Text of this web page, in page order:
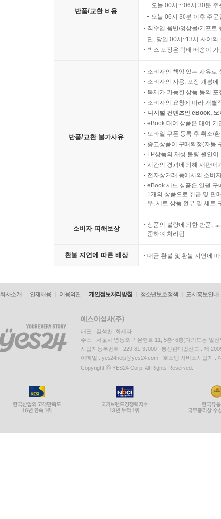
반품/교환 비용
오늘 00시 ~ 06시 30분
오늘 06시 30분 이후 주
직수입 음반/영상물/기프트
단, 당일 00시~13시 사이의
박스 포장은 택배 배송이
반품/교환 불가사유
소비자의 책임 있는 사유로
소비자의 사용, 포장 개봉
복제가 가능한 상품 등의
소비자의 요청에 따라 개별
디지털 컨텐츠인 eBook,
eBook 대여 상품은 대여 기
모바일 쿠폰 등록 후 취소/
중고상품이 구매확정(자동
LP상품의 재생 불량 원인
시간의 경과에 의해 재판매
전자상거래 등에서의 소비
eBook 세트 상품은 일괄 구
1개의 상품으로 취급 및 판
우, 세트 상품 전부 및 세트
소비자 피해보상
상품의 불량에 의한 반품,
준하여 처리됨
환불 지연에 따른 배상 대금 환불 및 환불 지연에
회사소개 인재채용 이용약관 개인정보처리방침 청소년보호정책 도서홍보안내
대표 : 김석환, 최세라
주소 : 서울시 영등포구 은행로 11, 5층~6층(여의도동,일신
사업자등록번호 : 229-81-37000 통신판매업신고 : 제
이메일 : yes24help@yes24.com 호스팅 서비스사업자 :
Copyright ⓒ YES24 Corp. All Rights Reserved.